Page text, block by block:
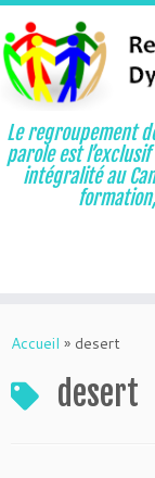
au
Le regroupement
parole est
intégralité au
Accueil » desert
desert